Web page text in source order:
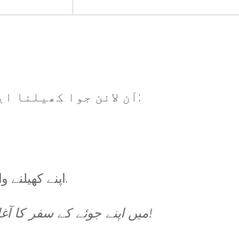
آن لائن جوا کھیلنا ایک دلچسپ تجربہ ہوسکتا ہے جب آپ صحیح طریقے سے شروع کرتے ہیں:
اپنے کھیلنے والے وقت کا حساب رکھیں تاکہ زیادتی سے بچ سکیں.
“.$current_year.” میں اپنے جوئے کے سفر کا آغاز کرنے کے لئے تیار ہیں؟ تو پھر دیر کس بات کی؟ کھیلو!